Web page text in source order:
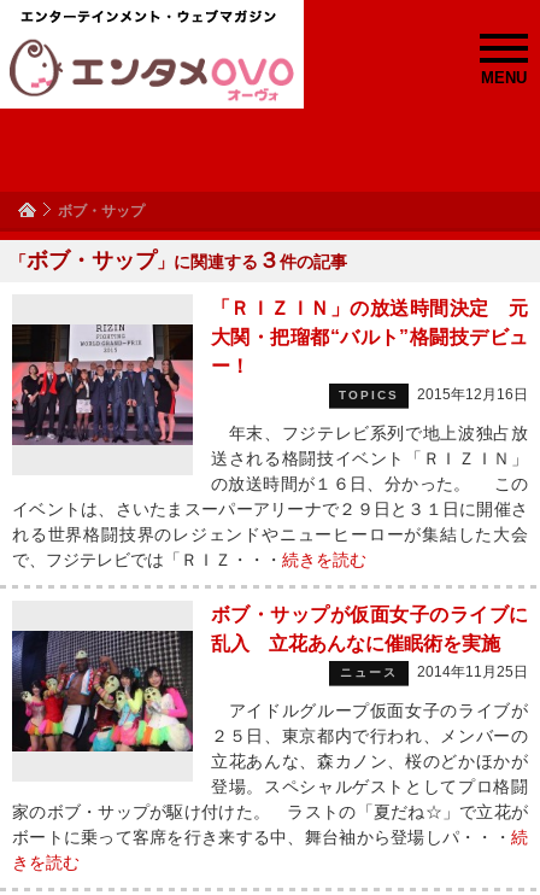
MENU
ボブ・サップ
「ボブ・サップ 」に関連する ３件の記事
「ＲＩＺＩＮ」の放送時間決定 元
大関・把瑠都“バルト”格闘技デビュ
ー！
TOPICS 2015年12月16日
年末、フジテレビ系列で地上波独占放
送される格闘技イベント「ＲＩＺＩＮ」
の放送時間が１６日、分かった。 この
イベントは、さいたまスーパーアリーナで２９日と３１日に開催さ
れる世界格闘技界のレジェンドやニューヒーローが集結した大会
で、フジテレビでは「ＲＩＺ・・・ 続きを読む
ボブ・サップが仮面女子のライブに
乱入 立花あんなに催眠術を実施
ニュース 2014年11月25日
アイドルグループ仮面女子のライブが
２５日、東京都内で行われ、メンバーの
立花あんな、森カノン、桜のどかほかが
登場。スペシャルゲストとしてプロ格闘
家のボブ・サップが駆け付けた。 ラストの「夏だね☆」で立花が
ボートに乗って客席を行き来する中、舞台袖から登場しパ・・・ 続
きを読む